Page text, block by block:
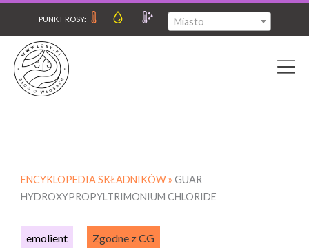
PUNKT ROSY: – – – Miasto
ENCYKLOPEDIA SKŁADNIKÓW » GUAR
HYDROXYPROPYLTRIMONIUM CHLORIDE
emolient Zgodne z CG